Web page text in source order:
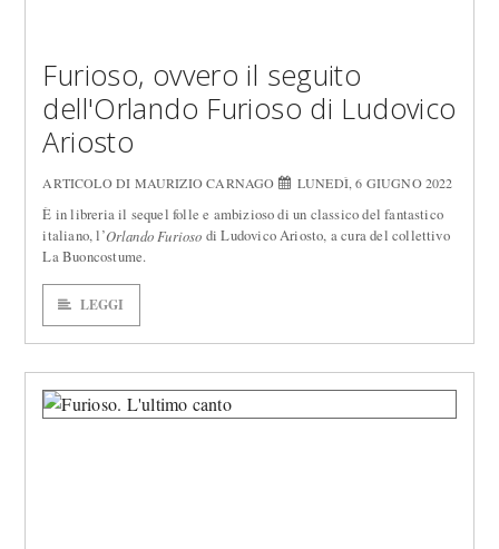
Furioso, ovvero il seguito
dell'Orlando Furioso di Ludovico
Ariosto
ARTICOLO DI MAURIZIO CARNAGO LUNEDÌ, 6 GIUGNO 2022
È in libreria il sequel folle e ambizioso di un classico del fantastico
italiano, l’Orlando Furioso di Ludovico Ariosto, a cura del collettivo
La Buoncostume.
LEGGI